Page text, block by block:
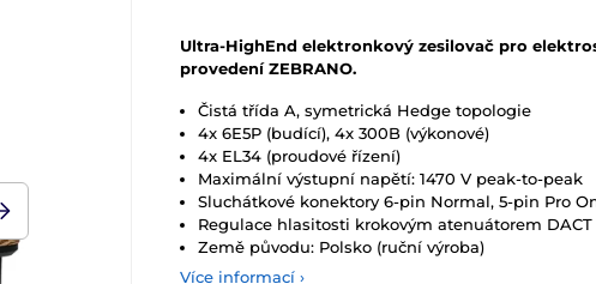
Ultra-HighEnd elektronkový zesilovač pro
provedení ZEBRANO.
Čistá třída A, symetrická Hedge topologie
4x 6E5P (budící), 4x 300B (výkonové)
4x EL34 (proudové řízení)
Maximální výstupní napětí: 1470 V peak-to-peak
Sluchátkové konektory 6-pin Normal, 5-pin Pro
Regulace hlasitosti krokovým atenuátorem DACT
Země původu: Polsko (ruční výroba)
Více informací ›